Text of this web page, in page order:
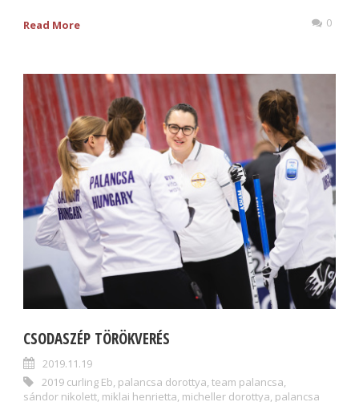
Read More 0
CSODASZÉP TÖRÖKVERÉS
2019.11.19
2019 curling Eb, palancsa dorottya, team palancsa,
sándor nikolett, miklai henrietta, micheller dorottya, palancsa